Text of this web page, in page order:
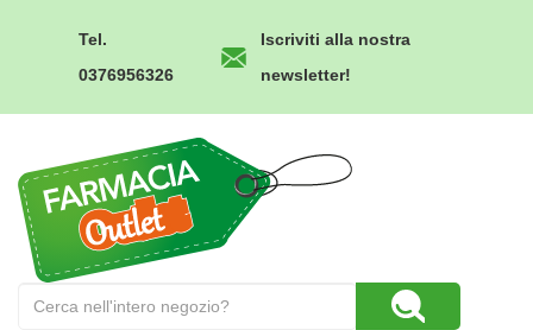
Tel.
0376956326
Iscriviti alla nostra
newsletter!
Outlet
Prodotto
Cerca Prodotto